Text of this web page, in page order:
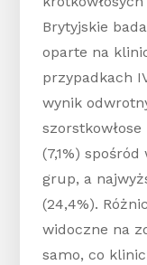
Brytyjskie
oparte na
przypadkach
wynik
(7,1%)
grup, a
(24,4%).
widoczne na
samo, co